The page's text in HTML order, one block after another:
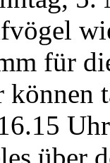
für
können